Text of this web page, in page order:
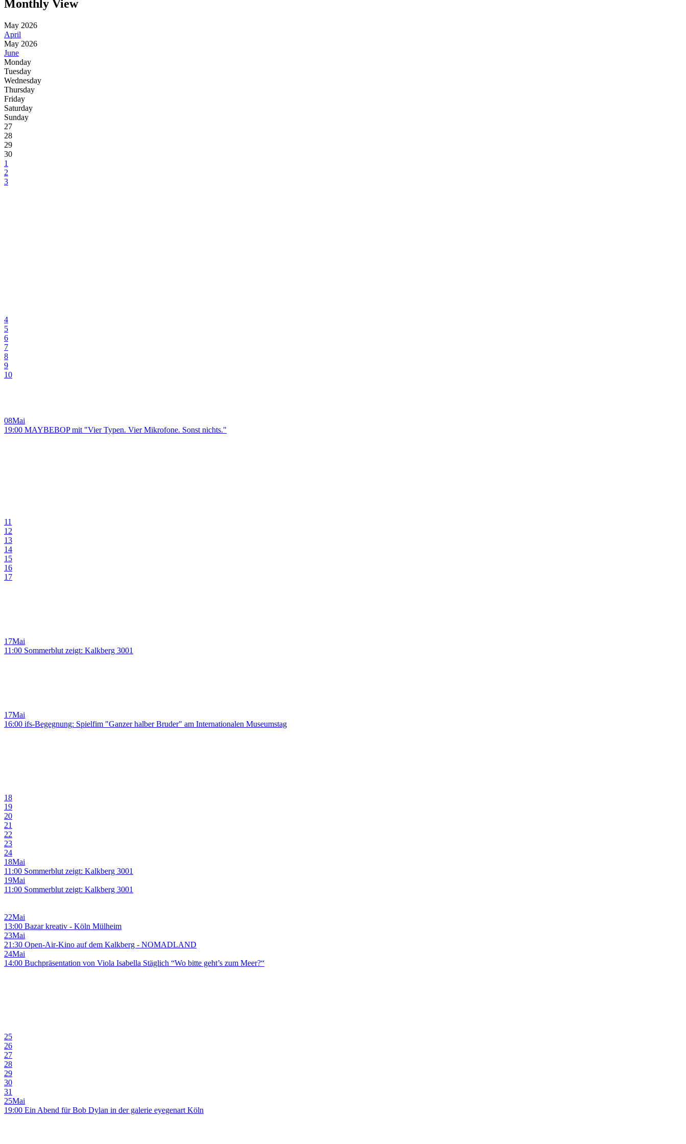
Monthly View
May 2026
April
May 2026
June
Monday
Tuesday
Wednesday
Thursday
Friday
Saturday
Sunday
27
28
29
30
1
2
3
4
5
6
7
8
9
10
08Mai
19:00 MAYBEBOP mit "Vier Typen. Vier Mikrofone. Sonst nichts."
11
12
13
14
15
16
17
17Mai
11:00 Sommerblut zeigt: Kalkberg 3001
17Mai
16:00 ifs-Begegnung: Spielfim "Ganzer halber Bruder" am Internationalen Museumstag
18
19
20
21
22
23
24
18Mai
11:00 Sommerblut zeigt: Kalkberg 3001
19Mai
11:00 Sommerblut zeigt: Kalkberg 3001
22Mai
13:00 Bazar kreativ - Köln Mülheim
23Mai
21:30 Open-Air-Kino auf dem Kalkberg - NOMADLAND
24Mai
14:00 Buchpräsentation von Viola Isabella Stäglich “Wo bitte geht’s zum Meer?“
25
26
27
28
29
30
31
25Mai
19:00 Ein Abend für Bob Dylan in der galerie eyegenart Köln